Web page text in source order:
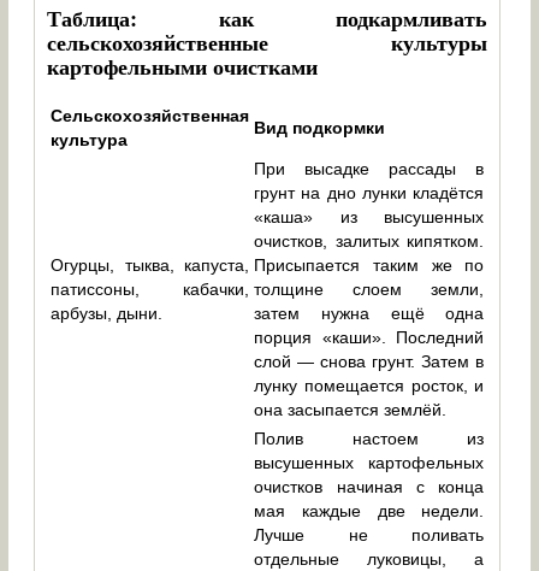
Таблица: как подкармливать
сельскохозяйственные культуры
картофельными очистками
Сельскохозяйственная
культура
Вид подкормки
Огурцы, тыква, капуста,
патиссоны, кабачки,
арбузы, дыни.
При высадке рассады в
грунт на дно лунки кладётся
«каша» из высушенных
очистков, залитых кипятком.
Присыпается таким же по
толщине слоем земли,
затем нужна ещё одна
порция «каши». Последний
слой — снова грунт. Затем в
лунку помещается росток, и
она засыпается землёй.
Полив настоем из
высушенных картофельных
очистков начиная с конца
мая каждые две недели.
Лучше не поливать
отдельные луковицы, а